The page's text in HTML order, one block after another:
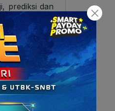
prediksi dan
(saya akan
next Sunday
To be+going
sepertiwill
jika kamu